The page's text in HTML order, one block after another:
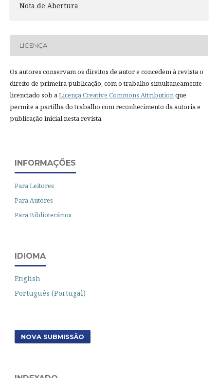
Nota de Abertura
LICENÇA
Os autores conservam os direitos de autor e concedem à revista o
direito de primeira publicação, com o trabalho simultaneamente
licenciado sob aLicença Creative Commons Attributionque
permite a partilha do trabalho com reconhecimento da autoria e
publicação inicial nesta revista.
INFORMAÇÕES
Para Leitores
Para Autores
Para Bibliotecários
IDIOMA
English
Português (Portugal)
NOVA SUBMISSÃO